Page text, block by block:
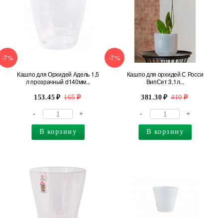
-7%
Кашпо для Орхидей Адель 1,5
л прозрачный d140мм...
153.45 165
- +
В корзину
-7%
Кашпо для орхидей С Росси
ВипСет 3,1л...
381.30 410
- +
В корзину